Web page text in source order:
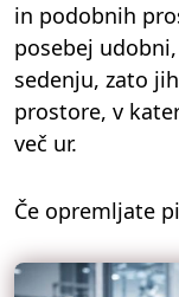
in podobnih
posebej
sedenju, zato
prostore, v
več ur.
Če opremljate